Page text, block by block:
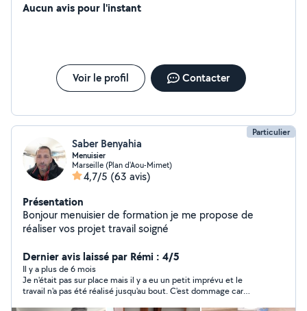
Aucun avis pour l'instant
Voir le profil Contacter
Particulier
Saber Benyahia
Menuisier
Marseille (Plan d'Aou-Mimet)
4,7/5 (63 avis)
Présentation
Bonjour menuisier de formation je me propose de
réaliser vos projet travail soigné
Dernier avis laissé par Rémi : 4/5
Il y a plus de 6 mois
Je n'était pas sur place mais il y a eu un petit imprévu et le
travail n'a pas été réalisé jusqu'au bout. C'est dommage car